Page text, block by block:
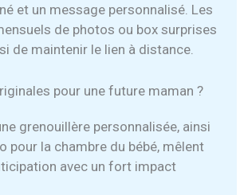
et un message personnalisé. Les
de photos ou box surprises
de maintenir le lien à distance.
pour une future maman ?
grenouillère personnalisée, ainsi
pour la chambre du bébé, mêlent
avec un fort impact